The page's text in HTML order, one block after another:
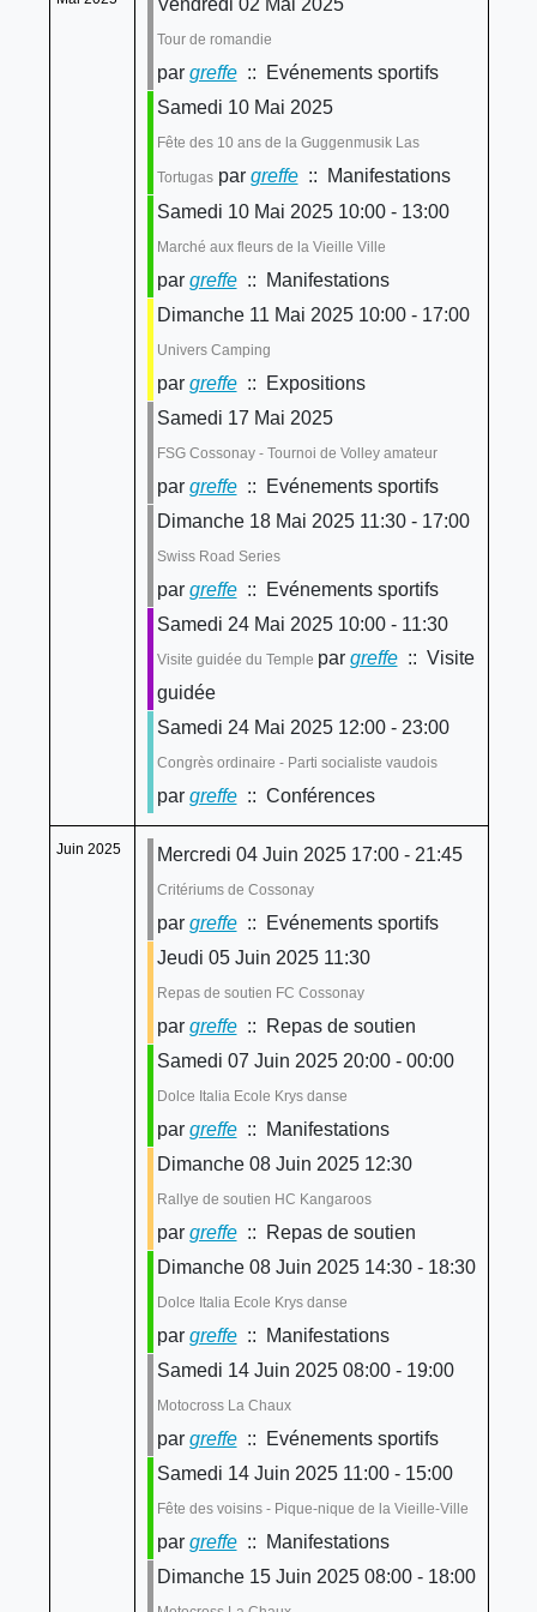
Vendredi 02 Mai 2025
Tour de romandie
par greffe:: Evénements sportifs
Samedi 10 Mai 2025
Fête des 10 ans de la Guggenmusik Las
Tortugaspar greffe:: Manifestations
Samedi 10 Mai 2025 10:00 - 13:00
Marché aux fleurs de la Vieille Ville
par greffe:: Manifestations
Dimanche 11 Mai 2025 10:00 - 17:00
Univers Camping
par greffe:: Expositions
Samedi 17 Mai 2025
FSG Cossonay - Tournoi de Volley amateur
par greffe:: Evénements sportifs
Dimanche 18 Mai 2025 11:30 - 17:00
Swiss Road Series
par greffe:: Evénements sportifs
Samedi 24 Mai 2025 10:00 - 11:30
Visite guidée du Temple par greffe:: Visite
guidée
Samedi 24 Mai 2025 12:00 - 23:00
Congrès ordinaire - Parti socialiste vaudois
par greffe:: Conférences
Juin 2025 Mercredi 04 Juin 2025 17:00 - 21:45
Critériums de Cossonay
par greffe:: Evénements sportifs
Jeudi 05 Juin 2025 11:30
Repas de soutien FC Cossonay
par greffe:: Repas de soutien
Samedi 07 Juin 2025 20:00 - 00:00
Dolce Italia Ecole Krys danse
par greffe:: Manifestations
Dimanche 08 Juin 2025 12:30
Rallye de soutien HC Kangaroos
par greffe:: Repas de soutien
Dimanche 08 Juin 2025 14:30 - 18:30
Dolce Italia Ecole Krys danse
par greffe:: Manifestations
Samedi 14 Juin 2025 08:00 - 19:00
Motocross La Chaux
par greffe:: Evénements sportifs
Samedi 14 Juin 2025 11:00 - 15:00
Fête des voisins - Pique-nique de la Vieille-Ville
par greffe:: Manifestations
Dimanche 15 Juin 2025 08:00 - 18:00